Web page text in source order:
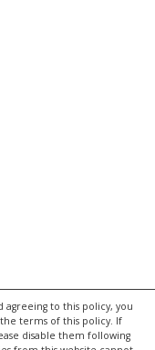
agreeing to this policy, you
terms of this policy. If
disable them following